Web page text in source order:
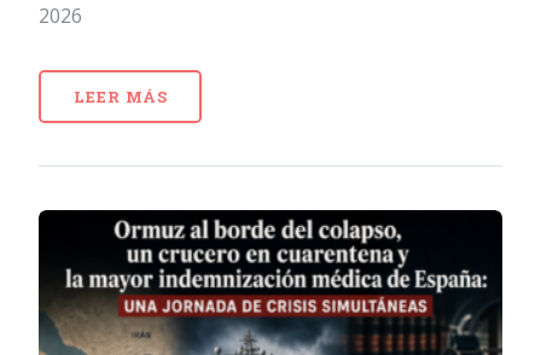
2026
LEER MÁS